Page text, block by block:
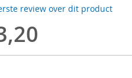
review over dit product